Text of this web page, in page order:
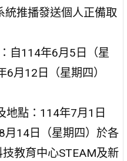
統推播發送個人正備取
自114年6月5日（星
6月12日（星期四）
地點：114年7月1日
月14日（星期四）於各
教育中心STEAM及新